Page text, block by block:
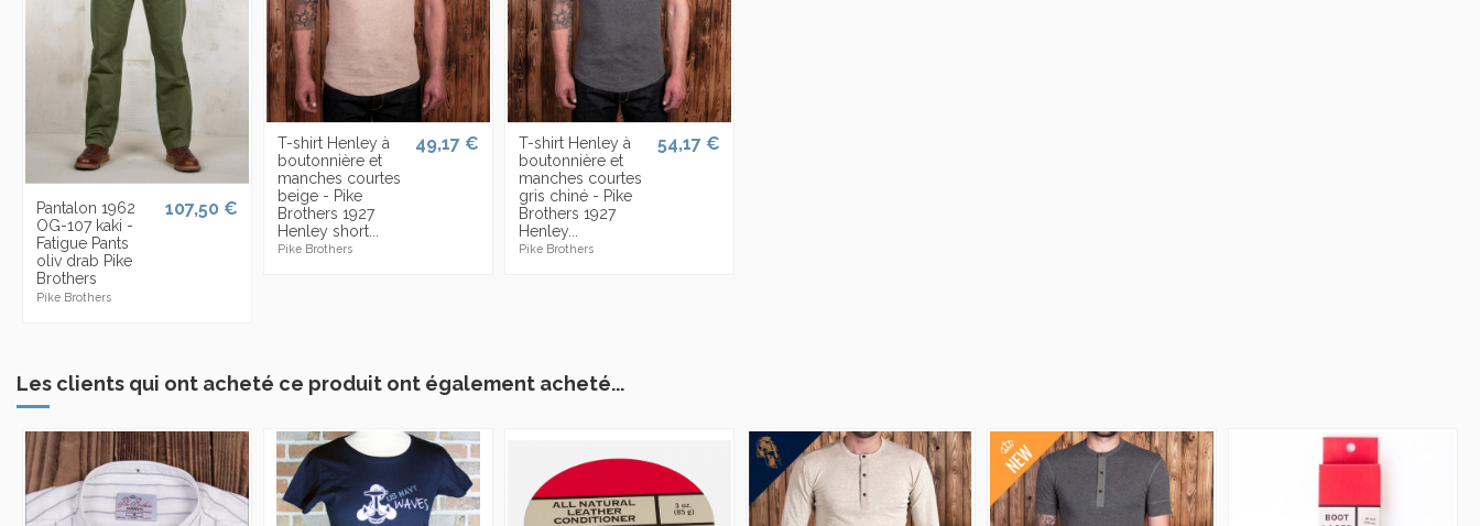
Pantalon 1962
OG-107 kaki -
Fatigue Pants
oliv drab Pike
Brothers
Pike Brothers
107,50 €
T-shirt Henley à
boutonnière et
manches courtes
beige - Pike
Brothers 1927
Henley short...
Pike Brothers
49,17 €
T-shirt Henley à
boutonnière et
manches courtes
gris chiné - Pike
Brothers 1927
Henley...
Pike Brothers
54,17 €
Les clients qui ont acheté ce produit ont également acheté...